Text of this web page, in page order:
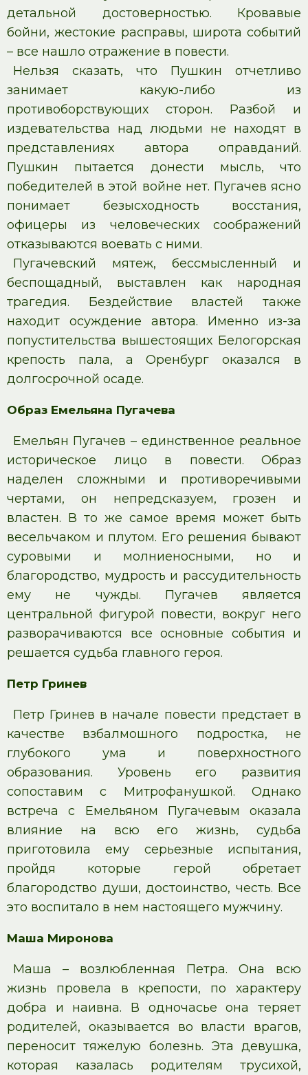
детальной достоверностью. Кровавые
бойни, жестокие расправы, широта событий
– все нашло отражение в повести.
Нельзя сказать, что Пушкин отчетливо
занимает какую-либо из
противоборствующих сторон. Разбой и
издевательства над людьми не находят в
представлениях автора оправданий.
Пушкин пытается донести мысль, что
победителей в этой войне нет. Пугачев ясно
понимает безысходность восстания,
офицеры из человеческих соображений
отказываются воевать с ними.
Пугачевский мятеж, бессмысленный и
беспощадный, выставлен как народная
трагедия. Бездействие властей также
находит осуждение автора. Именно из-за
попустительства вышестоящих Белогорская
крепость пала, а Оренбург оказался в
долгосрочной осаде.
Образ Емельяна Пугачева
Емельян Пугачев – единственное реальное
историческое лицо в повести. Образ
наделен сложными и противоречивыми
чертами, он непредсказуем, грозен и
властен. В то же самое время может быть
весельчаком и плутом. Его решения бывают
суровыми и молниеносными, но и
благородство, мудрость и рассудительность
ему не чужды. Пугачев является
центральной фигурой повести, вокруг него
разворачиваются все основные события и
решается судьба главного героя.
Петр Гринев
Петр Гринев в начале повести предстает в
качестве взбалмошного подростка, не
глубокого ума и поверхностного
образования. Уровень его развития
сопоставим с Митрофанушкой. Однако
встреча с Емельяном Пугачевым оказала
влияние на всю его жизнь, судьба
приготовила ему серьезные испытания,
пройдя которые герой обретает
благородство души, достоинство, честь. Все
это воспитало в нем настоящего мужчину.
Маша Миронова
Маша – возлюбленная Петра. Она всю
жизнь провела в крепости, по характеру
добра и наивна. В одночасье она теряет
родителей, оказывается во власти врагов,
переносит тяжелую болезнь. Эта девушка,
которая казалась родителям трусихой,